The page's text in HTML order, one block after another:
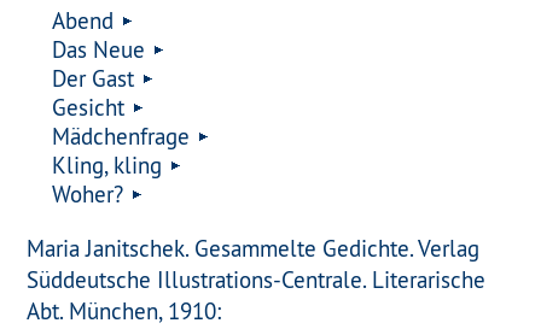
Abend
Das Neue
Der Gast
Gesicht
Mädchenfrage
Kling, kling
Woher?
Maria Janitschek. Gesammelte Gedichte. Verlag
Süddeutsche Illustrations-Centrale. Literarische
Abt. München, 1910: